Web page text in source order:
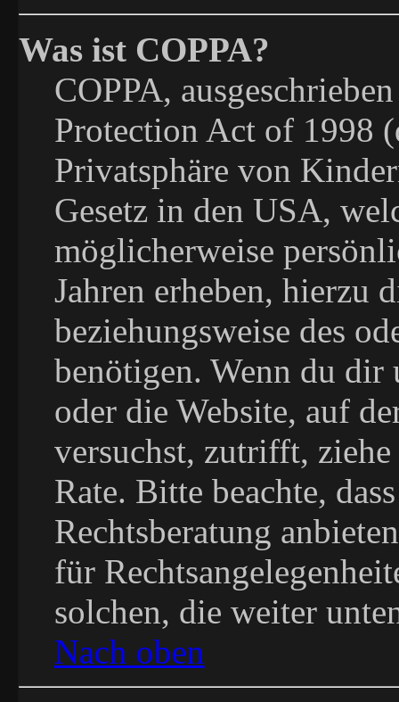
Was ist COPPA?
COPPA,
Protection Act of 1998
Privatsphäre von
Gesetz in den USA,
möglicherweise
Jahren erheben, hierzu
beziehungsweise des
benötigen. Wenn du dir
oder die Website, auf
versuchst, zutrifft,
Rate. Bitte beachte,
Rechtsberatung
für
solchen, die weiter
Nach oben